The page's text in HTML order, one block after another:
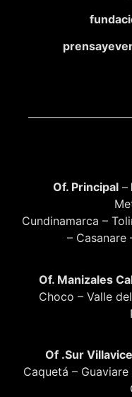
Of. Principal –
Cundinamarca –
– Casanare
Of. Manizales
Choco – Valle
Of .Sur
Caquetá –